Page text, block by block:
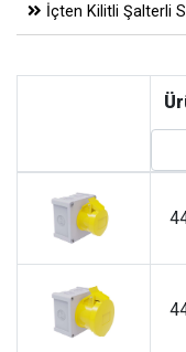
İçten Kilitli Şalterli